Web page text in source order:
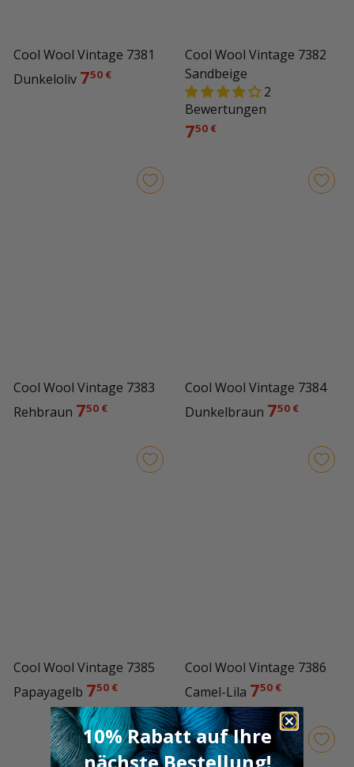
Cool Wool Vintage 7381
Dunkeloliv 750 €
Cool Wool Vintage 7382
Sandbeige
2
Bewertungen
750 €
Cool Wool Vintage 7383
Rehbraun 750 €
Cool Wool Vintage 7384
Dunkelbraun 750 €
Cool Wool Vintage 7385
Papayagelb 750 €
Cool Wool Vintage 7386
Camel-Lila 750 €
10% Rabatt auf Ihre
nächste Bestellung!